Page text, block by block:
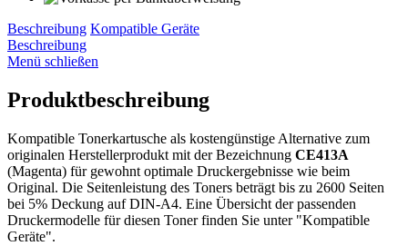
Beschreibung Kompatible Geräte
Beschreibung
Menü schließen
Produktbeschreibung
Kompatible Tonerkartusche als kostengünstige Alternative zum
originalen Herstellerprodukt mit der Bezeichnung CE413A
(Magenta) für gewohnt optimale Druckergebnisse wie beim
Original. Die Seitenleistung des Toners beträgt bis zu 2600 Seiten
bei 5% Deckung auf DIN-A4. Eine Übersicht der passenden
Druckermodelle für diesen Toner finden Sie unter "Kompatible
Geräte".